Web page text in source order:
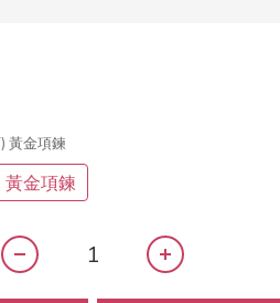
黃金項鍊
黃金項鍊